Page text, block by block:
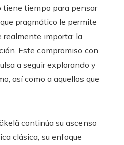
tiene tiempo para pensar
pragmático le permite
realmente importa: la
Este compromiso con
a seguir explorando y
así como a aquellos que
continúa su ascenso
clásica, su enfoque